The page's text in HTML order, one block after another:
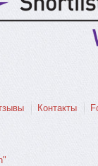
Контакты